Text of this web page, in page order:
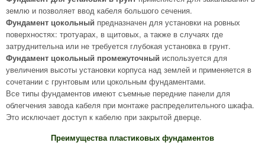
землю и позволяет ввод кабеля большого сечения.
Фундамент цокольный предназначен для установки на ровных
поверхностях: тротуарах, в щитовых, а также в случаях где
затруднительна или не требуется глубокая установка в грунт.
Фундамент цокольный промежуточный используется для
увеличения высоты установки корпуса над землей и применяется в
сочетании с грунтовым или цокольным фундаментами.
Все типы фундаментов имеют съемные передние панели для
облегчения завода кабеля при монтаже распределительного шкафа.
Это исключает доступ к кабелю при закрытой дверце.
Преимущества пластиковых фундаментов